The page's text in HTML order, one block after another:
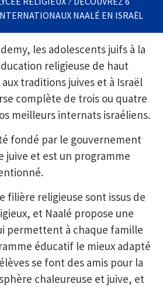
NAALÉ EN ISRAËL
les adolescents juifs à la
religieuse de haut
traditions juives et à Israël
complète de trois ou quatre
meilleurs internats israéliens.
fondé par le gouvernement
juive et est un programme
filière religieuse sont issus de
et Naalé propose une
permettent à chaque famille
éducatif le mieux adapté
se font des amis pour la
chaleureuse et juive, et